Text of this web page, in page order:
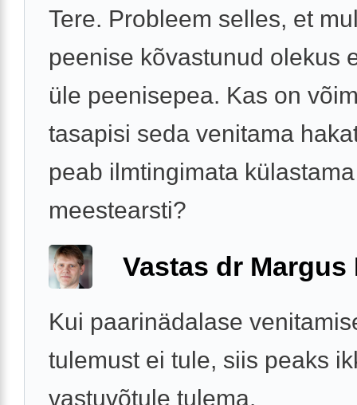
Tere. Probleem selles, et
peenise kõvastunud olekus
üle peenisepea. Kas on
tasapisi seda venitama
peab ilmtingimata külastama
meestearsti?
Vastas dr Margus
Kui paarinädalase
tulemust ei tule, siis peaks
vastuvõtule tulema.